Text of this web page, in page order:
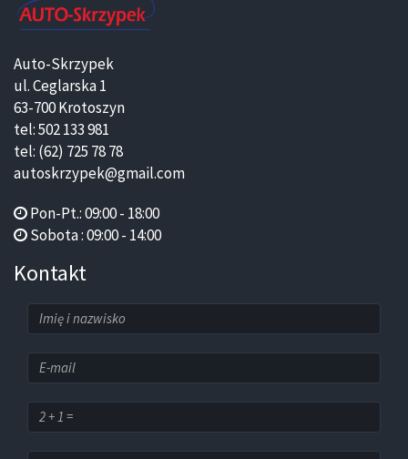
Auto-Skrzypek
ul. Ceglarska 1
63-700 Krotoszyn
tel: 502 133 981
tel: (62) 725 78 78
autoskrzypek@gmail.com
Pon-Pt.: 09:00 - 18:00
Sobota : 09:00 - 14:00
Kontakt